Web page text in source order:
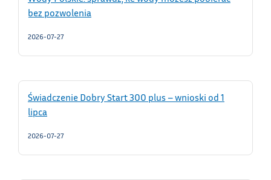
bez pozwolenia
2026-07-27
Świadczenie Dobry Start 300 plus – wnioski od 1
lipca
2026-07-27